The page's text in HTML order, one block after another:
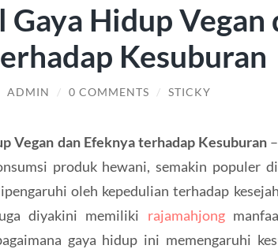
Gaya Hidup Vegan
Kesuburan
ADMIN / 0 COMMENTS / STICKY
Vegan dan Efeknya terhadap Kesuburan
produk hewani, semakin populer
oleh kepedulian terhadap
diyakini memiliki rajamahjong
gaya hidup ini memengaruhi